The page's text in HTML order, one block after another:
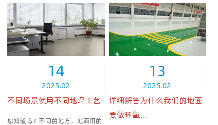
14
2025.02
不同场景使用不同地坪工艺
您知道吗？不同的地方，地面用的
13
2025.02
详细解答为什么我们的地面
要做环氧...